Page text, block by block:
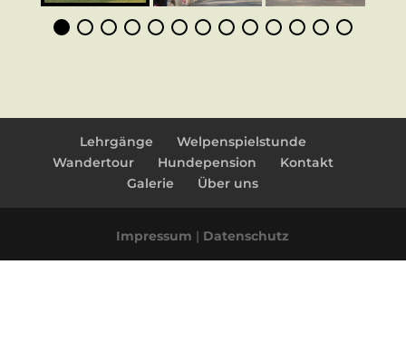
Lehrgänge
Welpenspielstunde
Wandertour
Hundepension
Kontakt
Galerie
Über uns
Impressum | Datenschutz